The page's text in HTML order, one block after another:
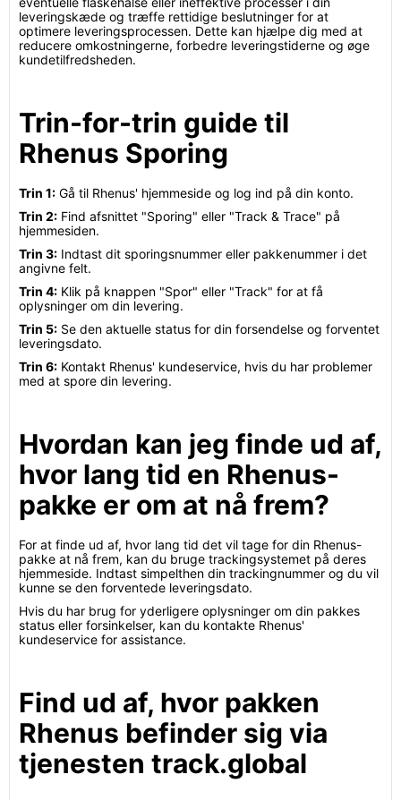
leveringskæde og træffe rettidige beslutninger for at
optimere leveringsprocessen. Dette kan hjælpe dig med at
reducere omkostningerne, forbedre leveringstiderne og øge
kundetilfredsheden.
Trin-for-trin guide til
Rhenus Sporing
Trin 1: Gå til Rhenus' hjemmeside og log ind på din konto.
Trin 2: Find afsnittet "Sporing" eller "Track & Trace" på
hjemmesiden.
Trin 3: Indtast dit sporingsnummer eller pakkenummer i det
angivne felt.
Trin 4: Klik på knappen "Spor" eller "Track" for at få
oplysninger om din levering.
Trin 5: Se den aktuelle status for din forsendelse og forventet
leveringsdato.
Trin 6: Kontakt Rhenus' kundeservice, hvis du har problemer
med at spore din levering.
Hvordan kan jeg finde ud af,
hvor lang tid en Rhenus-
pakke er om at nå frem?
For at finde ud af, hvor lang tid det vil tage for din Rhenus-
pakke at nå frem, kan du bruge trackingsystemet på deres
hjemmeside. Indtast simpelthen din trackingnummer og du vil
kunne se den forventede leveringsdato.
Hvis du har brug for yderligere oplysninger om din pakkes
status eller forsinkelser, kan du kontakte Rhenus'
kundeservice for assistance.
Find ud af, hvor pakken
Rhenus befinder sig via
tjenesten track.global